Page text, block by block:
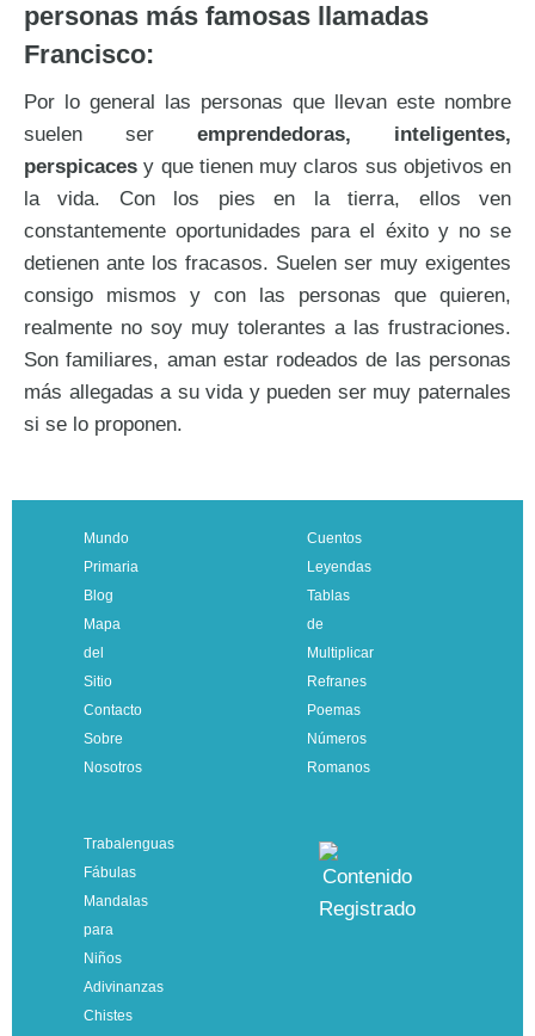
personas más famosas llamadas
Francisco:
Por lo general las personas que llevan este nombre
suelen ser emprendedoras, inteligentes,
perspicaces y que tienen muy claros sus objetivos en
la vida. Con los pies en la tierra, ellos ven
constantemente oportunidades para el éxito y no se
detienen ante los fracasos. Suelen ser muy exigentes
consigo mismos y con las personas que quieren,
realmente no soy muy tolerantes a las frustraciones.
Son familiares, aman estar rodeados de las personas
más allegadas a su vida y pueden ser muy paternales
si se lo proponen.
Mundo
Primaria
Blog
Mapa
del
Sitio
Contacto
Sobre
Nosotros
Cuentos
Leyendas
Tablas
de
Multiplicar
Refranes
Poemas
Números
Romanos
Trabalenguas
Fábulas
Mandalas
para
Niños
Adivinanzas
Chistes